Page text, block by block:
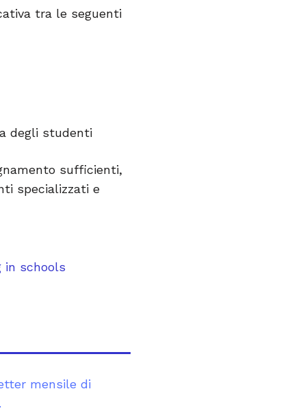
tra le seguenti
degli studenti
sufficienti,
specializzati e
in schools
mensile di